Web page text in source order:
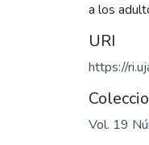
a los
URI
https://
Vol. 19